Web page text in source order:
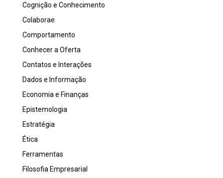
Cognição e Conhecimento
Colaborae
Comportamento
Conhecer a Oferta
Contatos e Interações
Dados e Informação
Economia e Finanças
Epistemologia
Estratégia
Ética
Ferramentas
Filosofia Empresarial